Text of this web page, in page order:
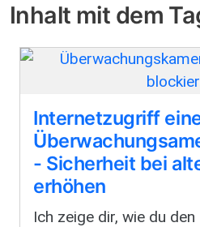
Inhalt mit dem
Internetzugriff
- Sicherheit bei
erhöhen
Ich zeige dir, wie du